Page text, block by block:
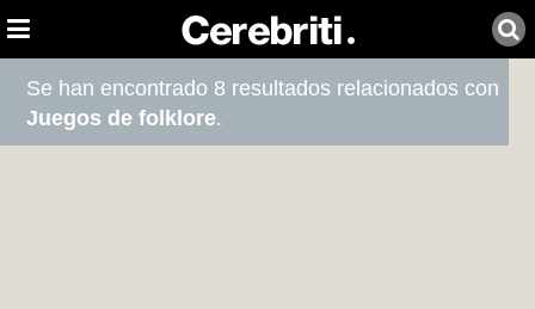
Se han encontrado 8 resultados relacionados con
Juegos de folklore.